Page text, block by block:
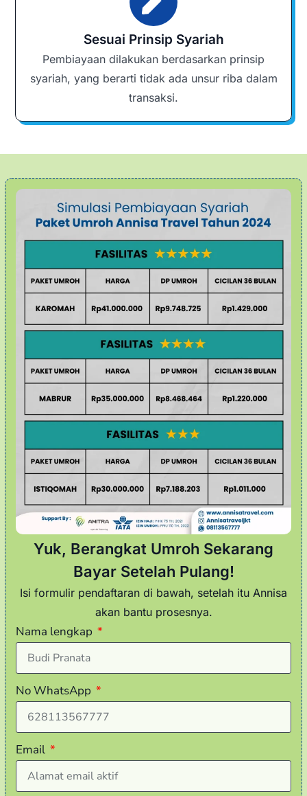
Sesuai Prinsip Syariah
Pembiayaan dilakukan berdasarkan prinsip
syariah, yang berarti tidak ada unsur riba dalam
transaksi.
Yuk, Berangkat Umroh Sekarang
Bayar Setelah Pulang!
Isi formulir pendaftaran di bawah, setelah itu Annisa
akan bantu prosesnya.
Nama lengkap
No WhatsApp
Email